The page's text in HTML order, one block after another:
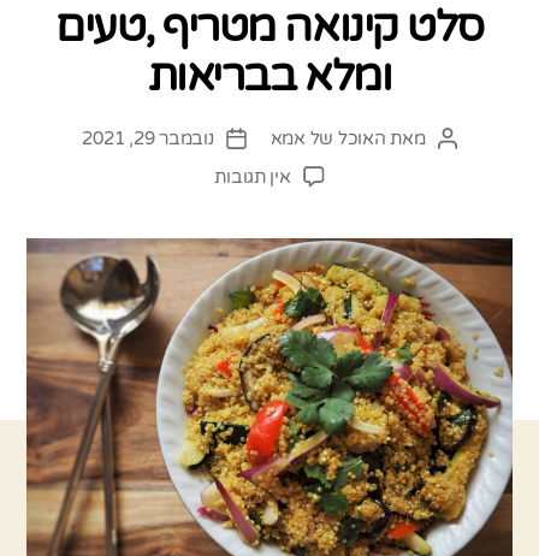
סלט קינואה מטריף ,טעים
ומלא בבריאות
המחבר
מאת האוכל של אמא
תאריךנובמבר 29, 2021
אין תגובותעל
מטריף
,טעים
ומלא
בבריאות